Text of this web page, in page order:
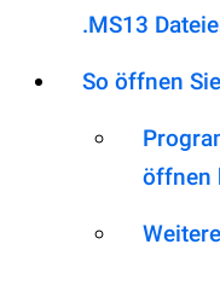
.MS13
So öffnen
öffnen